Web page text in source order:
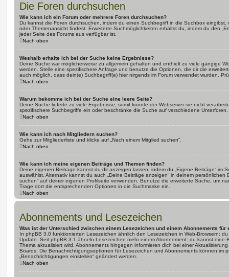
Die Foren durchsuchen
Wie kann ich ein Forum oder mehrere Foren durchsuchen?
Du kannst die Foren durchsuchen, indem du einen Suchbegriff in die Suchbox eingibst,
oder Themenansicht findest. Erweiterte Suchmöglichkeiten erhältst du, indem du den
jeder Seite des Forums aus verfügbar ist.
Nach oben
Weshalb erhalte ich bei der Suche keine Ergebnisse?
Deine Suche war möglicherweise zu allgemein gehalten und enthielt zu viele gängige
werden. Stelle eine spezifischere Anfrage und benutze die Optionen, die dir die
auch möglich, dass dein(e) Suchbegriff(e) hier nirgends im Forum verwendet wurden.
Nach oben
Warum bekomme ich bei der Suche eine leere Seite?
Deine Suche lieferte zu viele Ergebnisse, somit konnte der Webserver sie nicht
spezifischere Suchbegriffe ein oder beschränke die Suche auf verschiedene Unterforen.
Nach oben
Wie kann ich nach Mitgliedern suchen?
Gehe zur Mitgliederliste und klicke auf „Nach einem Mitglied suchen“.
Nach oben
Wie kann ich meine eigenen Beiträge und Themen finden?
Deine eigenen Beiträge kannst du dir anzeigen lassen, indem du „Eigene Beiträge“ im
auswählst. Alternativ kannst du auch „Deine Beiträge anzeigen“ in deinem persönlichen
suchen“ auf deiner eigenen Profilseite verwenden. Benutze die erweiterte Suche, um
Trage dort die entsprechenden Optionen in die Suchmaske ein.
Nach oben
Abonnements und Lesezeichen
Was ist der Unterschied zwischen einem Lesezeichen und einem Abonnements für
In phpBB 3.0 funktionierten Lesezeichen ähnlich den Lesezeichen in Web-Browsern:
Update. Seit phpBB 3.1 ähneln Lesezeichen mehr einem Abonnement: du kannst eine
Thema aktualisiert wird. Abonnements hingegen informieren dich bei einer
Boards. Die Benachrichtigungsoptionen für Lesezeichen und Abonnements können im
„Benachrichtigungen einstellen“ geändert werden.
Nach oben